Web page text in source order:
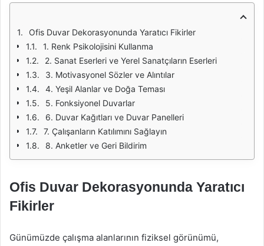
Ofis Duvar Dekorasyonunda Yaratıcı Fikirler
1. Renk Psikolojisini Kullanma
2. Sanat Eserleri ve Yerel Sanatçıların Eserleri
3. Motivasyonel Sözler ve Alıntılar
4. Yeşil Alanlar ve Doğa Teması
5. Fonksiyonel Duvarlar
6. Duvar Kağıtları ve Duvar Panelleri
7. Çalışanların Katılımını Sağlayın
8. Anketler ve Geri Bildirim
Ofis Duvar Dekorasyonunda Yaratıcı
Fikirler
Günümüzde çalışma alanlarının fiziksel görünümü,